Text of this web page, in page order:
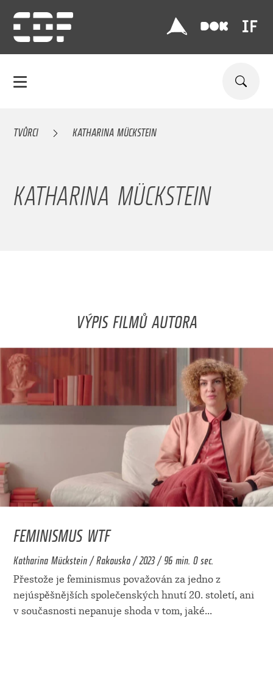
TVŮRCI KATHARINA MÜCKSTEIN
KATHARINA MÜCKSTEIN
VÝPIS FILMŮ AUTORA
FEMINISMUS WTF
Katharina Mückstein / Rakousko / 2023 / 96 min. 0 sec.
Přestože je feminismus považován za jedno z
nejúspěšnějších společenských hnutí 20. století, ani
v současnosti nepanuje shoda v tom, jaké...